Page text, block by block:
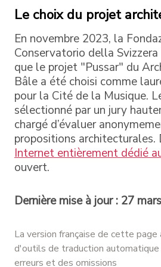
Le choix du projet
En novembre 2023, la
Conservatorio della
que le projet "Pussar" du
Bâle a été choisi comme
pour la Cité de la Musique.
sélectionné par un jury
chargé d’évaluer
propositions architecturales.
Internet entièrement dédié
ouvert.
Dernière mise à jour : 27
La version française de cette
d'outils de traduction
erreurs et des omissions